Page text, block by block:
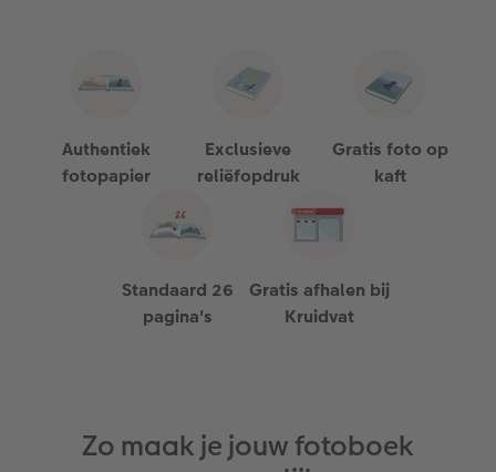
Authentiek
fotopapier
Exclusieve
reliëfopdruk
Gratis foto op
kaft
Standaard 26
pagina's
Gratis afhalen bij
Kruidvat
Zo maak je jouw fotoboek